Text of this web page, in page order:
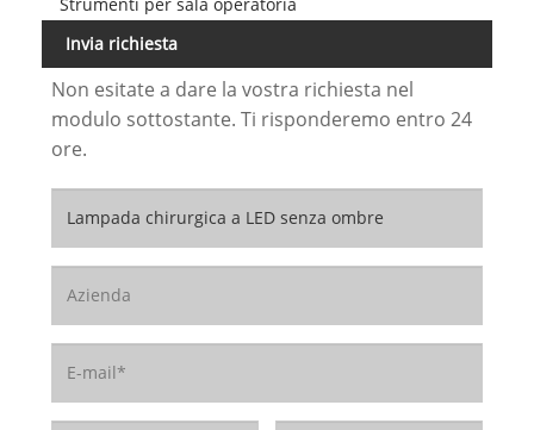
Invia richiesta
Non esitate a dare la vostra richiesta nel
modulo sottostante. Ti risponderemo entro 24
ore.